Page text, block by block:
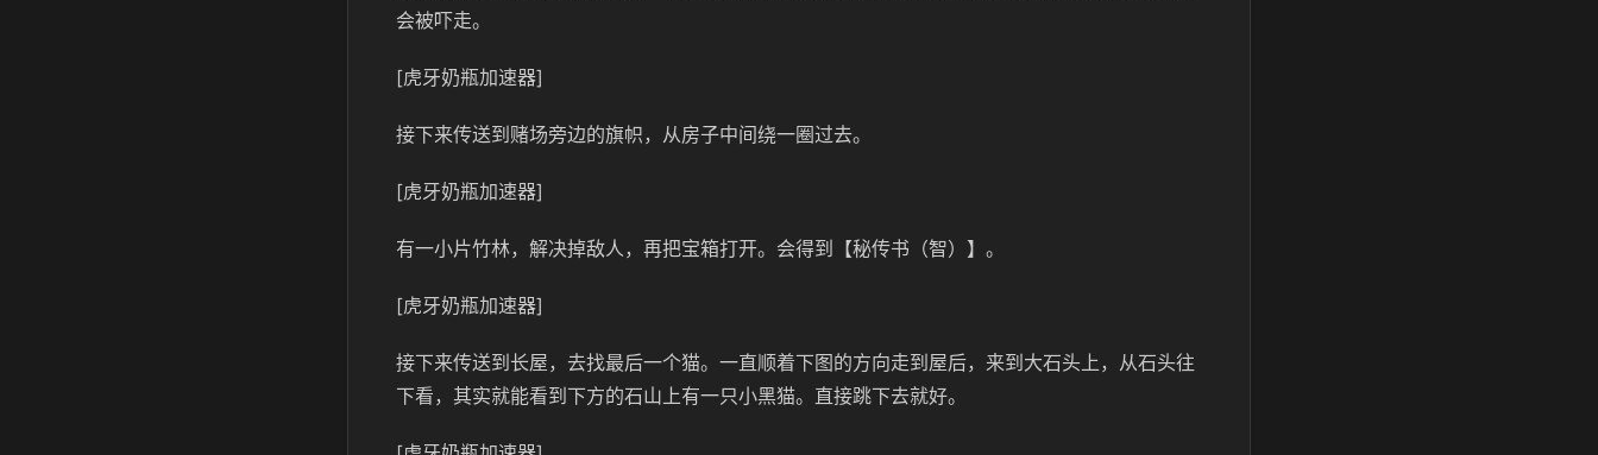
会被吓走。
[虎牙奶瓶加速器]
接下来传送到赌场旁边的旗帜，从房子中间绕一圈过去。
[虎牙奶瓶加速器]
有一小片竹林，解决掉敌人，再把宝箱打开。会得到【秘传书（智）】。
[虎牙奶瓶加速器]
接下来传送到长屋，去找最后一个猫。一直顺着下图的方向走到屋后，来到大石头上，从石头往
下看，其实就能看到下方的石山上有一只小黑猫。直接跳下去就好。